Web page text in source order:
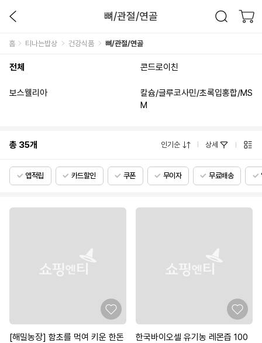
뼈/관절/연골
홈 티나는밥상 건강식품 뼈/관절/연골
전체 콘드로이친
보스웰리아
칼슘/글루코사민/초록입홍합/MS
M
총 35개 인기순 상세
앱적립 카드할인 쿠폰 무이자 무료배송
[해밀농장] 함초를 먹여 키운 한돈
한국바이오셀 유기농 레몬즙 100